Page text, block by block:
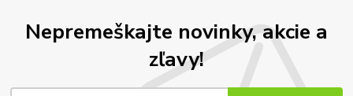
Nepremeškajte novinky, akcie a
zľavy!